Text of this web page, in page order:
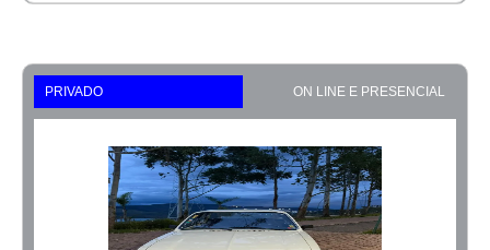
PRIVADO ON LINE E PRESENCIAL